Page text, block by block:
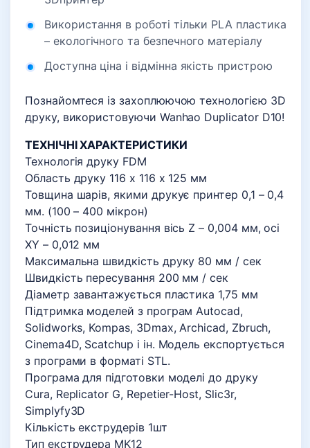
Використання в роботі тільки PLA пластика
– екологічного та безпечного матеріалу
Доступна ціна і відмінна якість пристрою
Познайомтеся із захоплюючою технологією 3D
друку, використовуючи Wanhao Duplicator D10!
ТЕХНІЧНІ ХАРАКТЕРИСТИКИ
Технологія друку FDM
Область друку 116 х 116 х 125 мм
Товщина шарів, якими друкує принтер 0,1 – 0,4
мм. (100 – 400 мікрон)
Точність позиціонування вісь Z – 0,004 мм, осі
XY – 0,012 мм
Максимальна швидкість друку 80 мм / сек
Швидкість пересування 200 мм / сек
Діаметр завантажується пластика 1,75 мм
Підтримка моделей з програм Autocad,
Solidworks, Kompas, 3Dmax, Archicad, Zbruch,
Cinema4D, Scatchup і ін. Модель експортується
з програми в форматі STL.
Програма для підготовки моделі до друку
Cura, Replicator G, Repetier-Host, Slic3r,
Simplyfy3D
Кількість екструдерів 1шт
Тип екструдера MK12